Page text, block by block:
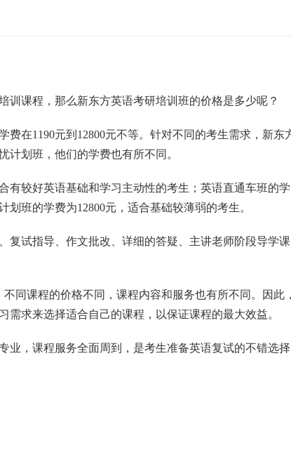
训课程，那么新东方英语考研培训班的价格是多少呢？
在1190元到12800元不等。针对不同的考生需求，新东
计划班，他们的学费也有所不同。
有较好英语基础和学习主动性的考生；英语直通车班的
班的学费为12800元，适合基础较薄弱的考生。
复试指导、作文批改、详细的答疑、主讲老师阶段导学
同课程的价格不同，课程内容和服务也有所不同。因此
求来选择适合自己的课程，以保证课程的最大效益。
业，课程服务全面周到，是考生准备英语复试的不错选